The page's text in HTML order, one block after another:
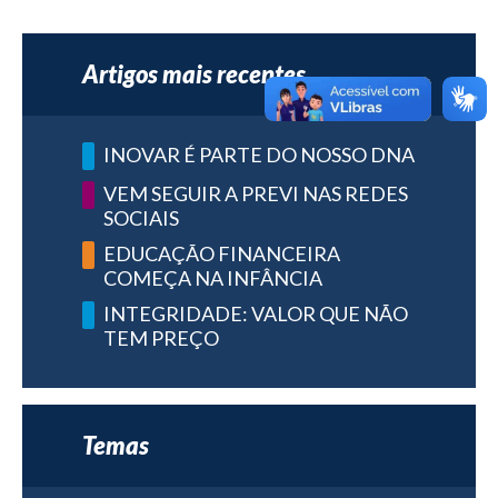
Artigos mais recentes
INOVAR É PARTE DO NOSSO DNA
VEM SEGUIR A PREVI NAS REDES
SOCIAIS
EDUCAÇÃO FINANCEIRA
COMEÇA NA INFÂNCIA
INTEGRIDADE: VALOR QUE NÃO
TEM PREÇO
Temas